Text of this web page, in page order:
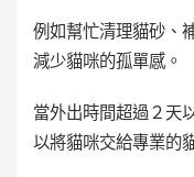
例如幫忙清理貓砂、
減少貓咪的孤單感。
當外出時間超過２天
以將貓咪交給專業的